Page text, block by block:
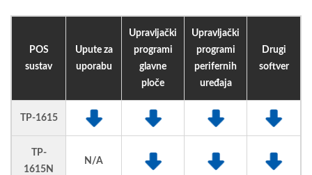
POS
sustav
Upute za
uporabu
Upravljački
programi
glavne
ploče
Upravljački
programi
perifernih
uređaja
Drugi
softver
TP-1615
TP-
1615N
N/A